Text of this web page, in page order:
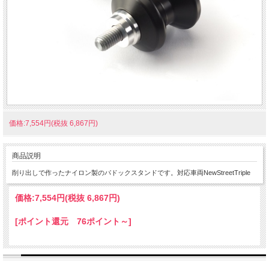
価格:7,554円(税抜 6,867円)
商品説明
削り出しで作ったナイロン製のパドックスタンドです。対応車両NewStreetTriple
価格:7,554円(税抜 6,867円)
[ポイント還元 76ポイント～]